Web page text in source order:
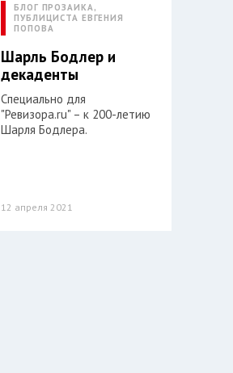
БЛОГ ПРОЗАИКА,
ПУБЛИЦИСТА ЕВГЕНИЯ
ПОПОВА
Шарль Бодлер и
декаденты
Специально для
"Ревизора.ru" – к 200-летию
Шарля Бодлера.
12 апреля 2021